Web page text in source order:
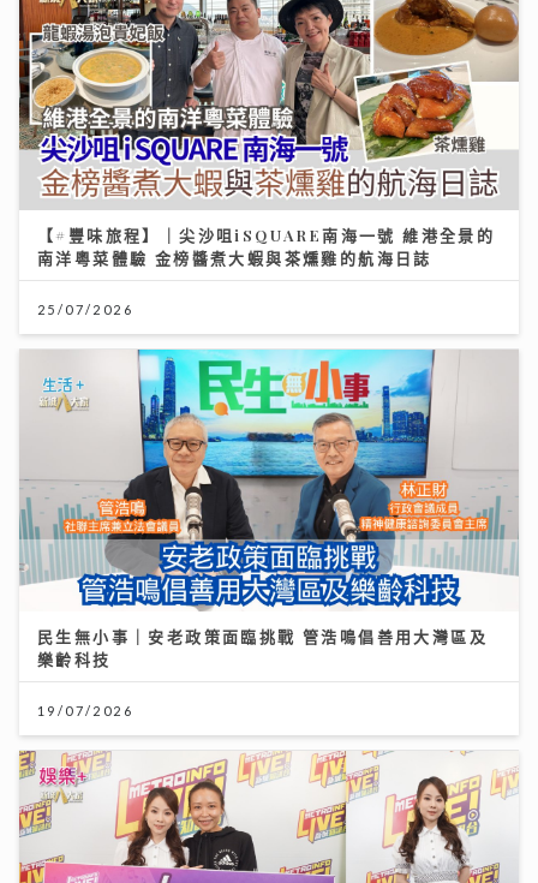
【#豐味旅程】｜尖沙咀iSQUARE南海一號 維港全景的
南洋粵菜體驗 金榜醬煮大蝦與茶燻雞的航海日誌
25/07/2026
民生無小事｜安老政策面臨挑戰 管浩鳴倡善用大灣區及
樂齡科技
19/07/2026